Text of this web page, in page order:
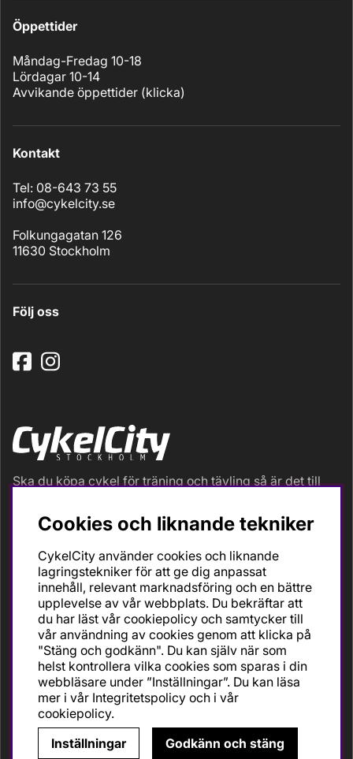
Öppettider
Måndag-Fredag 10-18
Lördagar 10-14
Avvikande öppettider (klicka)
Kontakt
Tel: 08-643 73 55
info@cykelcity.se
Folkungagatan 126
11630 Stockholm
Följ oss
Ska du köpa cykel för träning och tävling så är det till
Vi är en mycket personlig cykelaffär med hög
servicegrad och alla vi som jobbar är inbitna cyklister
och dess produkter. Gör din bästa cykelaffär på
CykelCity!
Cookies och liknande tekniker
CykelCity använder cookies och liknande
lagringstekniker för att ge dig anpassat
innehåll, relevant marknadsföring och en bättre
upplevelse av vår webbplats. Du bekräftar att
du har läst vår cookiepolicy och samtycker till
vår användning av cookies genom att klicka på
"Stäng och godkänn". Du kan själv när som
helst kontrollera vilka cookies som sparas i din
webbläsare under ”Inställningar”. Du kan läsa
mer i vår Integritetspolicy och i vår
cookiepolicy.
Inställningar
Godkänn och stäng